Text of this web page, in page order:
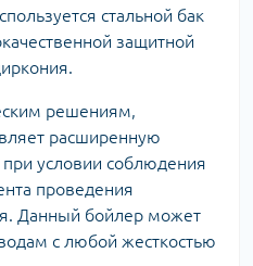
стальной бак
защитной
решениям,
расширенную
при условии соблюдения
проведения
Данный бойлер может
с любой жесткостью